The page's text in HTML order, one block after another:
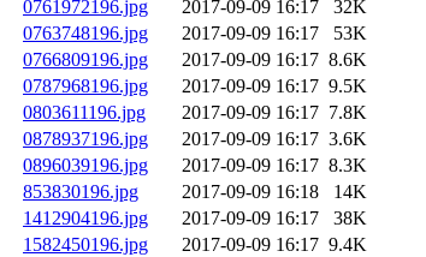
0761972196.jpg
2017-09-09 16:17
32K
0763748196.jpg
2017-09-09 16:17
53K
0766809196.jpg
2017-09-09 16:17 8.6K
0787968196.jpg
2017-09-09 16:17 9.5K
0803611196.jpg
2017-09-09 16:17 7.8K
0878937196.jpg
2017-09-09 16:17 3.6K
0896039196.jpg
2017-09-09 16:17 8.3K
853830196.jpg
2017-09-09 16:18
14K
1412904196.jpg
2017-09-09 16:17
38K
1582450196.jpg
2017-09-09 16:17 9.4K